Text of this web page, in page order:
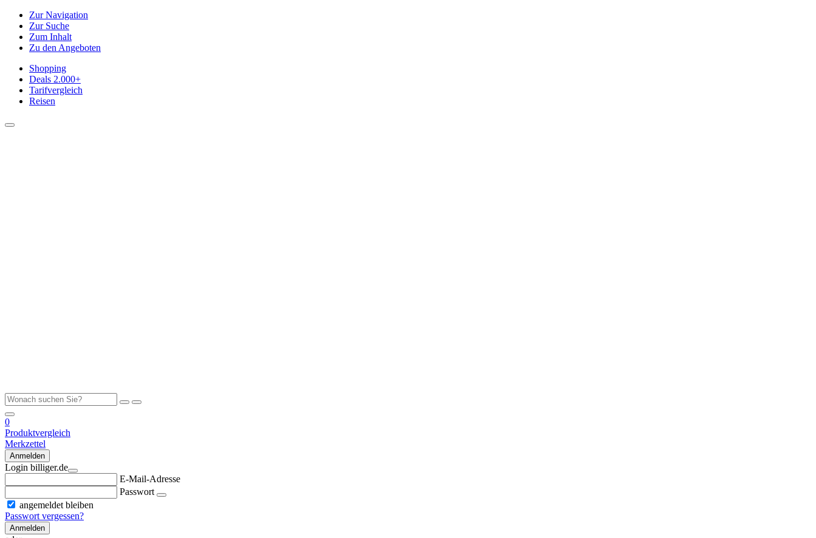
Zur Navigation
Zur Suche
Zum Inhalt
Zu den Angeboten
Shopping
Deals 2.000+
Tarifvergleich
Reisen
0
Produktvergleich
Merkzettel
Anmelden
Login billiger.de
E-Mail-Adresse
Passwort
angemeldet bleiben
Passwort vergessen?
Anmelden